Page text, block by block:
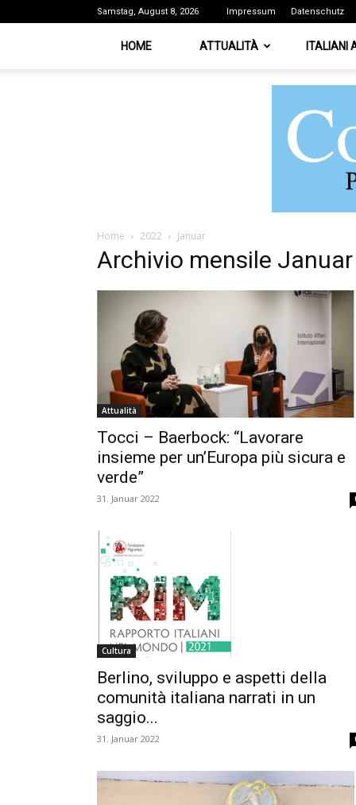
Samstag, August 8, 2026 Impressum Datenschutz
HOME ATTUALITÀ ITALIANI
Home 2022 Januar
Archivio mensile
Attualità
Tocci – Baerbock: “Lavorare
insieme per un’Europa più sicura e
verde”
31. Januar 2022
Cultura
Berlino, sviluppo e aspetti della
comunità italiana narrati in un
saggio...
31. Januar 2022